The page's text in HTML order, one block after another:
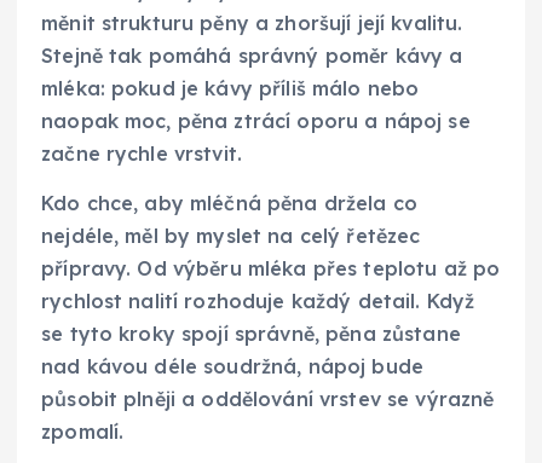
měnit strukturu pěny a zhoršují její kvalitu.
Stejně tak pomáhá správný poměr kávy a
mléka: pokud je kávy příliš málo nebo
naopak moc, pěna ztrácí oporu a nápoj se
začne rychle vrstvit.
Kdo chce, aby mléčná pěna držela co
nejdéle, měl by myslet na celý řetězec
přípravy. Od výběru mléka přes teplotu až po
rychlost nalití rozhoduje každý detail. Když
se tyto kroky spojí správně, pěna zůstane
nad kávou déle soudržná, nápoj bude
působit plněji a oddělování vrstev se výrazně
zpomalí.